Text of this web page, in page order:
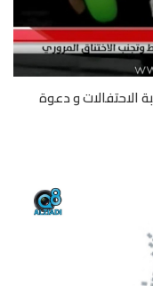
الاحتفالات و دعوة